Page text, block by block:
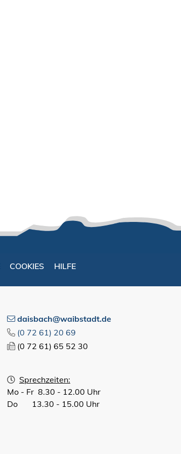
COOKIES HILFE
daisbach@waibstadt.de
(0 72 61) 20 69
(0 72 61) 65 52 30
Sprechzeiten:
Mo - Fr 8.30 - 12.00 Uhr
Do 13.30 - 15.00 Uhr